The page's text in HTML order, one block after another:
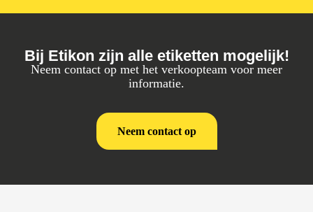
Bij Etikon zijn alle etiketten mogelijk!
Neem contact op met het verkoopteam voor meer
informatie.
Neem contact op